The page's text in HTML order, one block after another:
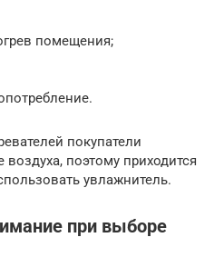
помещения;
покупатели
поэтому приходится
увлажнитель.
при выборе